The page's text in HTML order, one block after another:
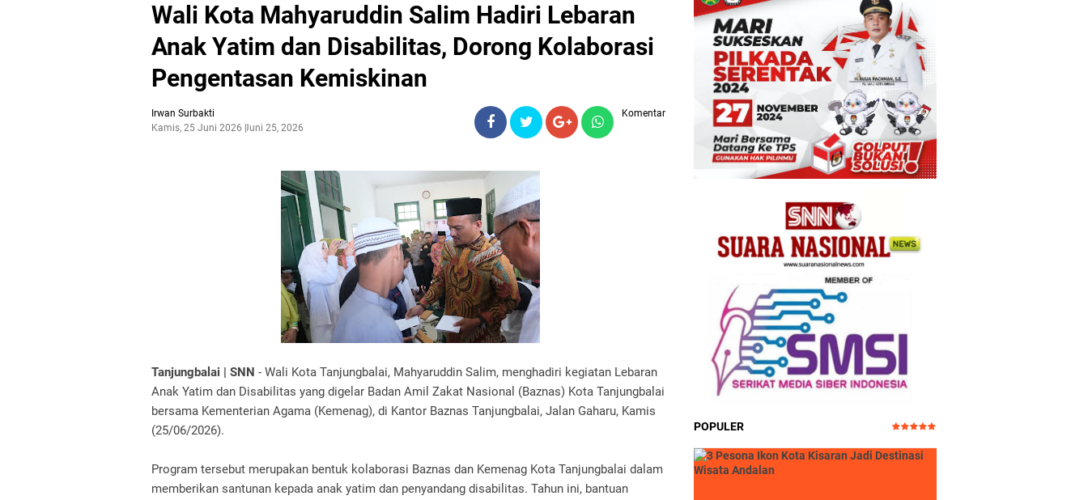
Wali Kota Mahyaruddin Salim Hadiri Lebaran
Anak Yatim dan Disabilitas, Dorong Kolaborasi
Pengentasan Kemiskinan
Irwan Surbakti
Kamis, 25 Juni 2026 Juni 25, 2026
Komentar
Tanjungbalai | SNN - Wali Kota Tanjungbalai, Mahyaruddin Salim, menghadiri kegiatan Lebaran
Anak Yatim dan Disabilitas yang digelar Badan Amil Zakat Nasional (Baznas) Kota Tanjungbalai
bersama Kementerian Agama (Kemenag), di Kantor Baznas Tanjungbalai, Jalan Gaharu, Kamis
(25/06/2026).
Program tersebut merupakan bentuk kolaborasi Baznas dan Kemenag Kota Tanjungbalai dalam
memberikan santunan kepada anak yatim dan penyandang disabilitas. Tahun ini, bantuan
POPULER